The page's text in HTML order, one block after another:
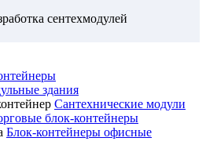
сентехмодулей
здания
Сантехнические модули
блок-контейнеры
Блок-контейнеры офисные